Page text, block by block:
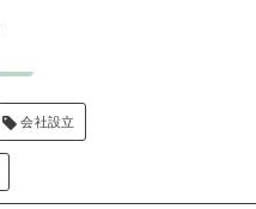
会社設立